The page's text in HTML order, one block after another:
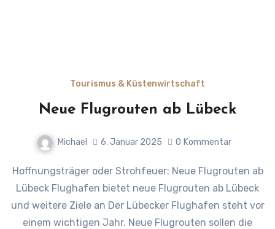
Tourismus & Küstenwirtschaft
Neue Flugrouten ab Lübeck
Michael 6. Januar 2025 0 Kommentar
Hoffnungsträger oder Strohfeuer: Neue Flugrouten ab
Lübeck Flughafen bietet neue Flugrouten ab Lübeck
und weitere Ziele an Der Lübecker Flughafen steht vor
einem wichtigen Jahr. Neue Flugrouten sollen die